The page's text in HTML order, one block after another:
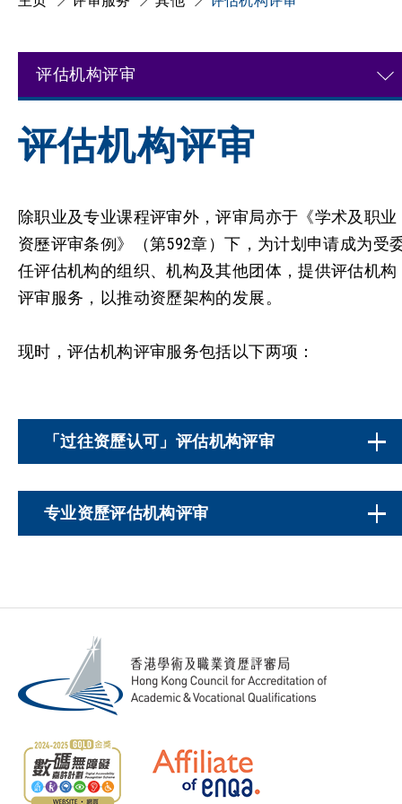
评估机构评审
评估机构评审
除职业及专业课程评审外，评审局亦于《学术及职业
资歷评审条例》（第592章）下，为计划申请成为受
任评估机构的组织、机构及其他团体，提供评估机构
评审服务，以推动资歷架构的发展。
现时，评估机构评审服务包括以下两项：
「过往资歷认可」评估机构评审
专业资歷评估机构评审